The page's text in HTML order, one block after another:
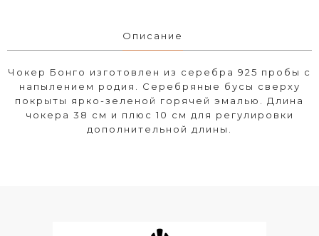
Описание
Чокер Бонго изготовлен из серебра 925 пробы с
напылением родия. Серебряные бусы сверху
покрыты ярко-зеленой горячей эмалью. Длина
чокера 38 см и плюс 10 см для регулировки
дополнительной длины.